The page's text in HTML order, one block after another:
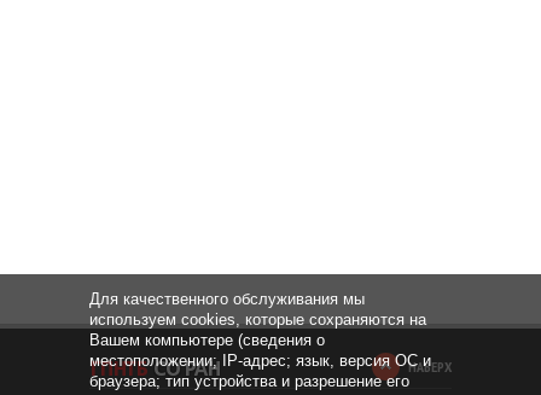
НАВЕРХ
Для качественного обслуживания мы
используем cookies, которые сохраняются на
Вашем компьютере (сведения о
местоположении; IP-адрес; язык, версия ОС и
браузера; тип устройства и разрешение его